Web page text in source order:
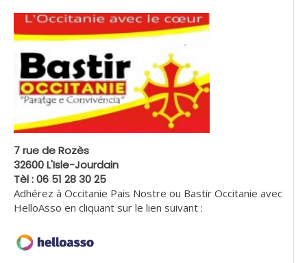
7 rue de Rozès
32600 L'Isle-Jourdain
Tèl : 06 51 28 30 25
Adhérez à Occitanie Pais Nostre ou Bastir Occitanie avec
HelloAsso en cliquant sur le lien suivant :